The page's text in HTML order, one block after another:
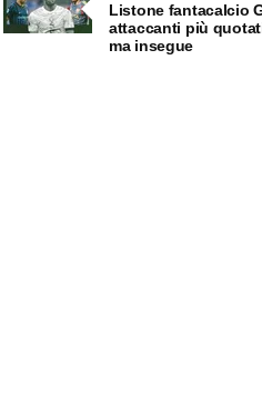
Listone fantacalcio
attaccanti più
ma insegue